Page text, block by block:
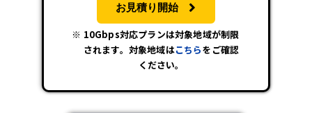
お見積り開始
10Gbps対応プランは対象地域が制限
されます。対象地域はこちらをご確認
ください。